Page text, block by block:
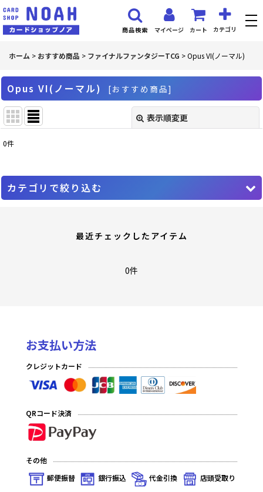
マイページ カート カテゴリ
商品検索
ホーム > おすすめ商品 > ファイナルファンタジーTCG >Opus VI(ノーマル)
Opus VI(ノーマル) [おすすめ商品]
表示順変更
並び順:
0件
カテゴリで絞り込む
夢幻の海(ノーマル)
発見の旅路(プレミアム)
深淵のガンスリンガー(プレミアム)
星の涙(プレミアム)
最近チェックしたアイテム
0件
お支払い方法
クレジットカード
QRコード決済
その他
郵便振替
銀行振込 代金引換 店頭受取り